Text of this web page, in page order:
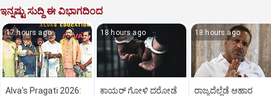
ಇನ್ನಷ್ಟು ಸುದ್ದಿ ಈ ವಿಭಾಗದಿಂದ
17 hours ago
Alva's Pragati 2026:
18 hours ago
ಕಾಯರ್ ಗೋಳಿ ದರೋಡೆ
18 hours ago
ರಾಜ್ಯದೆಲ್ಲೆಡೆ ಆಹಾರ